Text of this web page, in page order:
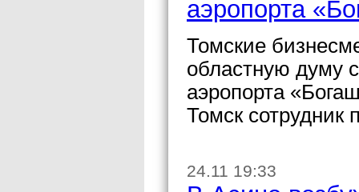
аэропорта
Томские
областную думу
аэропорта
Томск сотрудник
24.11 19:33